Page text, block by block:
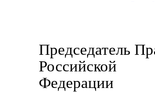
Председатель
Российской